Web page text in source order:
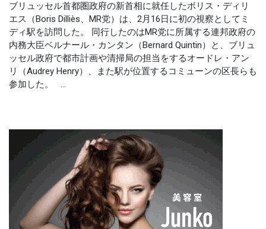
ブリュッセル首都圏政府の新首相に就任したボリス・ディリ
エス（Boris Dilliès、MR党）は、2月16日に初の視察としてミ
ディ駅を訪問した。 同行したのはMR党に所属する連邦政府の
内務大臣ベルナール・カンタン（Bernard Quintin）と、ブリュ
ッセル政府で都市計画や清掃局の担当をするオードレ・アン
リ（Audrey Henry）、また駅が位置するコミューンの区長らも
参加した。 ...